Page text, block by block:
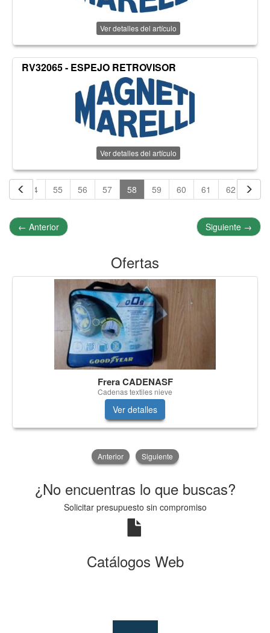
Ver detalles del artículo
RV32065 - ESPEJO RETROVISOR
Ver detalles del artículo
54 55 56 57 58 59 60 61 62 63
← Anterior Siguiente →
Ofertas
Frera CADENASF
Cadenas textiles nieve
Ver detalles
Anterior Siguiente
¿No encuentras lo que buscas?
Solicitar presupuesto sin compromiso
Catálogos Web